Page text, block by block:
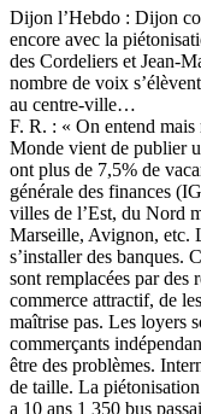
Dijon l’Hebdo : Dijon
encore avec la
des Cordeliers et Jean-
nombre de voix
au centre-ville…
F. R. : « On entend
Monde vient de publier
ont plus de 7,5% de
générale des finances
villes de l’Est, du Nord
Marseille, Avignon, etc.
s’installer des banques.
sont remplacées par des
commerce attractif, de
maîtrise pas. Les loyers
commerçants
être des problèmes.
de taille. La
a 10 ans 1 350 bus